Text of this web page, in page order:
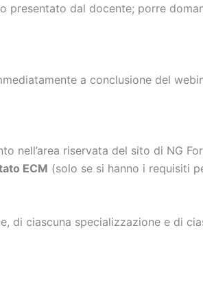
presentato dal docente; porre
a conclusione del
nell’area riservata del sito di NG
ECM (solo se si hanno i requisiti
di ciascuna specializzazione e di